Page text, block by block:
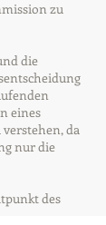
zu
die
eines
da
nur die
des